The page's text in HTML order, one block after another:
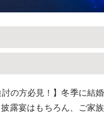
1111
討の方必見！】冬季に結婚
露宴はもちろん、ご家族